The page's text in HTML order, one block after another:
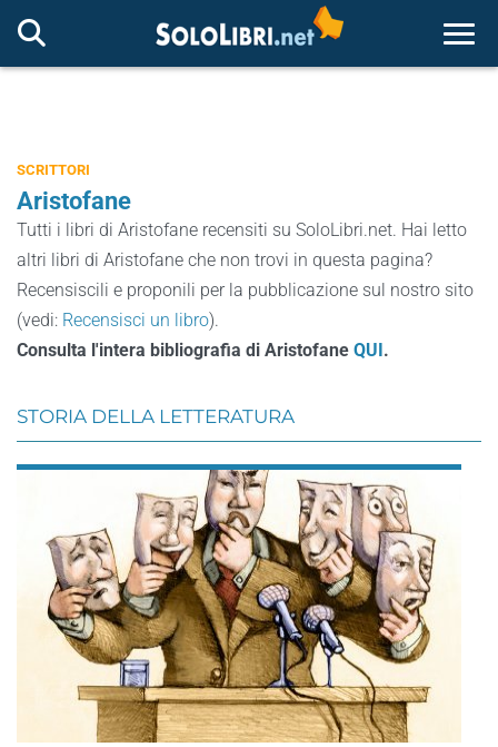
SCRITTORI
Aristofane
Tutti i libri di Aristofane recensiti su SoloLibri.net. Hai letto
altri libri di Aristofane che non trovi in questa pagina?
Recensiscili e proponili per la pubblicazione sul nostro sito
(vedi: Recensisci un libro).
Consulta l'intera bibliografia di Aristofane QUI.
STORIA DELLA LETTERATURA